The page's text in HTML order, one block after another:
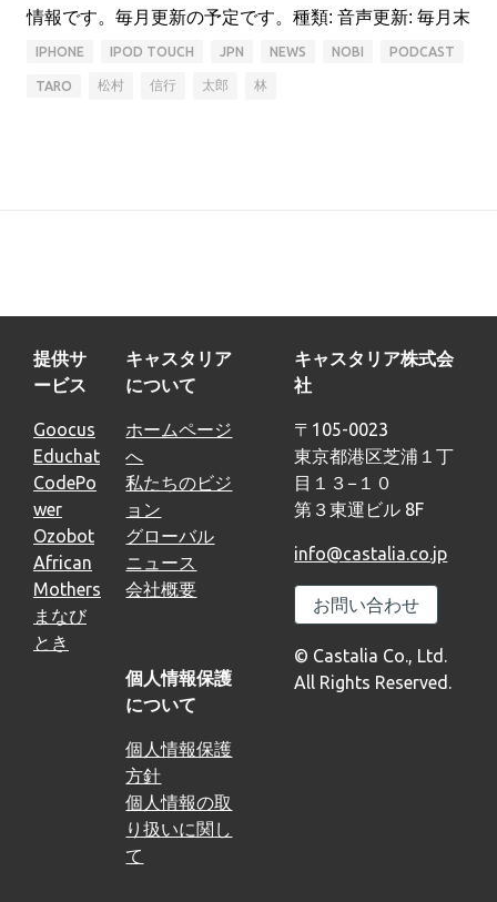
情報です。毎月更新の予定です。種類: 音声更新: 毎月末
IPHONE IPOD TOUCH JPN NEWS NOBI PODCAST
TARO 松村 信行 太郎 林
提供サ
ービス
Goocus
Educhat
CodePo
wer
Ozobot
African
Mothers
まなび
とき
キャスタリア
について
ホームページ
へ
私たちのビジ
ョン
グローバル
ニュース
会社概要
個人情報保護
について
個人情報保護
方針
個人情報の取
り扱いに関し
て
キャスタリア株式会
社
〒105-0023
東京都港区芝浦１丁
目１３−１０
第３東運ビル 8F
info@castalia.co.jp
お問い合わせ
© Castalia Co., Ltd.
All Rights Reserved.